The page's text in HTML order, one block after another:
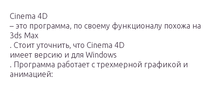
Cinema 4D
– это программа, по своему функционалу похожа на
3ds Max
. Стоит уточнить, что Cinema 4D
имеет версию и для Windows
. Программа работает с трехмерной графикой и
анимацией: